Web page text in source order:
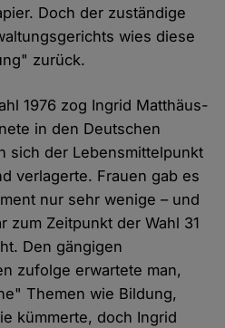
Doch der zuständige
wies diese
zurück.
1976 zog Ingrid Matthäus-
in den Deutschen
sich der Lebensmittelpunkt
verlagerte. Frauen gab es
nur sehr wenige – und
zum Zeitpunkt der Wahl 31
Den gängigen
zufolge erwartete man,
Themen wie Bildung,
kümmerte, doch Ingrid